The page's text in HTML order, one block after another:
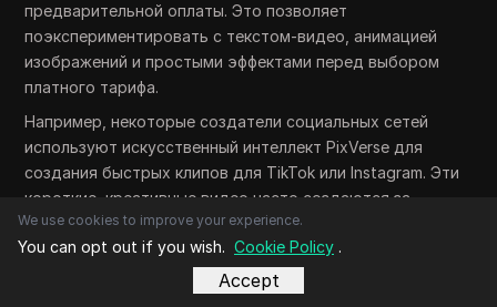
предварительной оплаты. Это позволяет
поэкспериментировать с текстом-видео, анимацией
изображений и простыми эффектами перед выбором
платного тарифа.
Например, некоторые создатели социальных сетей
используют искусственный интеллект PixVerse для
создания быстрых клипов для TikTok или Instagram. Эти
короткие, креативные видео часто создаются за
несколько секунд. Пользователи, желающие
публиковать частый контент, находят такую скорость
полезной и экономит время.
We use cookies to improve your experience.
You can opt out if you wish. Cookie Policy .
Accept